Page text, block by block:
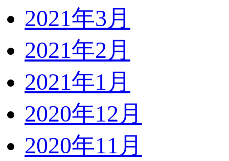
2021年3月
2021年2月
2021年1月
2020年12月
2020年11月